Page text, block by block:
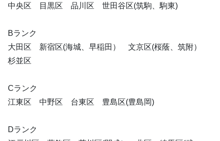
中央区 目黒区 品川区 世田谷区(筑駒、駒東)
Bランク
大田区 新宿区(海城、早稲田） 文京区(桜蔭、筑附）
杉並区
Cランク
江東区 中野区 台東区 豊島区(豊島岡)
Dランク